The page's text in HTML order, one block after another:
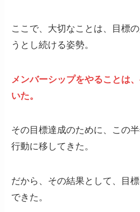
ここで、大切なことは、目標
うとし続ける姿勢。
メンバーシップをやることは
いた。
その目標達成のために、この半
行動に移してきた。
だから、その結果として、目
できた。